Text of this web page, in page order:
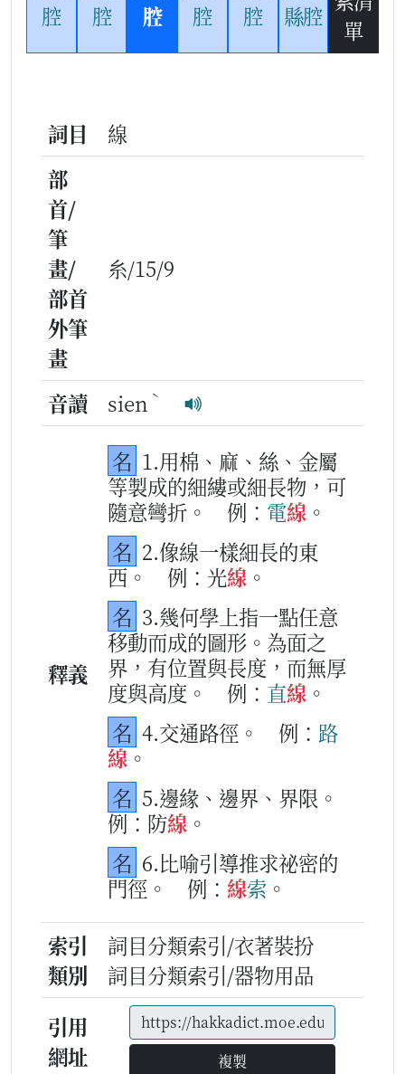
腔
腔
腔
腔
腔
縣腔
單
詞目
線
部
首/
筆
畫/
部首
外筆
畫
糸/15/9
音讀 sien ˋ
釋義
名 1.用棉、麻、絲、金屬
等製成的細縷或細長物，可
隨意彎折。
例： 電線 。
名 2.像線一樣細長的東
西。
例：光線 。
名 3.幾何學上指一點任意
移動而成的圖形。為面之
界，有位置與長度，而無厚
度與高度。
例： 直線 。
名 4.交通路徑。 例： 路
線。
名 5.邊緣、邊界、界限。
例：防線 。
名 6.比喻引導推求祕密的
門徑。
例： 線索 。
索引
類別
詞目分類索引/衣著裝扮
詞目分類索引/器物用品
引用
網址
複製